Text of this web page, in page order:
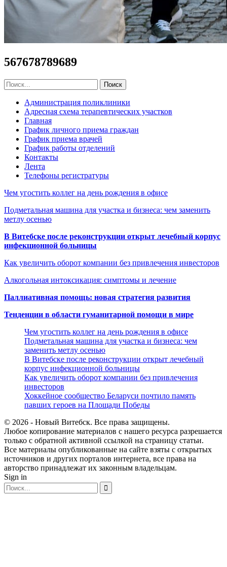
567678789689
Администрация поликлиники
Адресная схема терапевтических участков
Главная
График личного приема граждан
График приема врачей
График работы отделений
Контакты
Лента
Телефоны регистратуры
Чем угостить коллег на день рождения в офисе
Подметальная машина для участка и бизнеса: чем заменить
метлу осенью
В Витебске после реконструкции открыт лечебный корпус
инфекционной больницы
Как увеличить оборот компании без привлечения инвесторов
Алкогольная интоксикация: симптомы и лечение
Паллиативная помощь: новая стратегия развития
Тенденции в области гуманитарной помощи в мире
Чем угостить коллег на день рождения в офисе
Подметальная машина для участка и бизнеса: чем
заменить метлу осенью
В Витебске после реконструкции открыт лечебный
корпус инфекционной больницы
Как увеличить оборот компании без привлечения
инвесторов
Хоккейное сообщество Беларуси почтило память
павших героев на Площади Победы
© 2026 - Новый Витебск. Все права защищены.
Любое копирование материалов с нашего ресурса разрешается
только с обратной активной ссылкой на страницу статьи.
Все материалы опубликованные на сайте взяты с открытых
источников и других порталов интернета, все права на
авторство принадлежат их законным владельцам.
Sign in